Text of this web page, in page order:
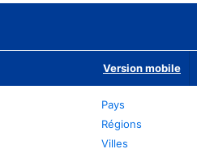
Version mobile
Pays
Régions
Villes